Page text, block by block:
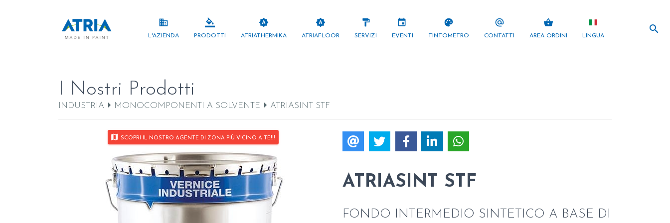
search
business
L'AZIENDA
format_color_fill
PRODOTTI
brightness_auto
ATRIATHERMIKA
brightness_auto
ATRIAFLOOR
format_paint
SERVIZI
events
EVENTI
palette
TINTOMETRO
alternate_email
CONTATTI
shopping_basket
AREA ORDINI LINGUA
I Nostri Prodotti
INDUSTRIA MONOCOMPONENTI A SOLVENTE ATRIASINT STF
map SCOPRI IL NOSTRO AGENTE DI ZONA PIÙ VICINO A TE!!!
ATRIASINT STF
FONDO INTERMEDIO SINTETICO A BASE DI